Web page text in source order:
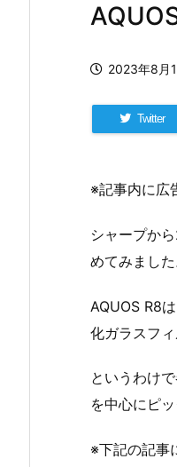
2023年8月
Twitter
※記事内に広
シャープか
めてみました
AQUOS R8
化ガラスフ
というわけ
を中心にピ
※下記の記事